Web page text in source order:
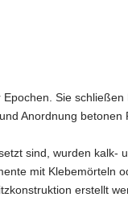
Sie
Anordnung betonen
sind, wurden kalk-
mit Klebemörteln
erstellt